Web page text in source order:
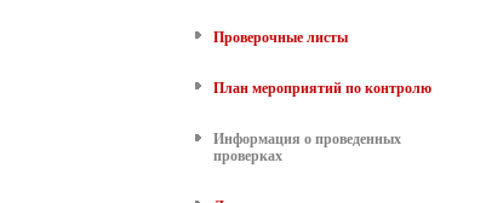
Проверочные листы
План мероприятий по контролю
Информация о проведенных
проверках